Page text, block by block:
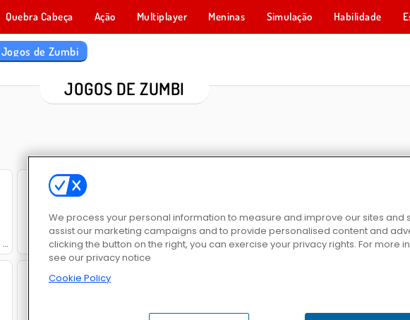
Quebra Cabeça Ação Multiplayer Meninas Simulação Habilidade
Jogos de Zumbi
JOGOS DE ZUMBI
Dead Zed Zombie Survival Shooter Zombie Vacation Bob, o Ladrão 5:
We process your personal information to measure and improve our sites and
assist our marketing campaigns and to provide personalised content and
clicking the button on the right, you can exercise your privacy rights. For more
see our privacy notice
Cookie Policy